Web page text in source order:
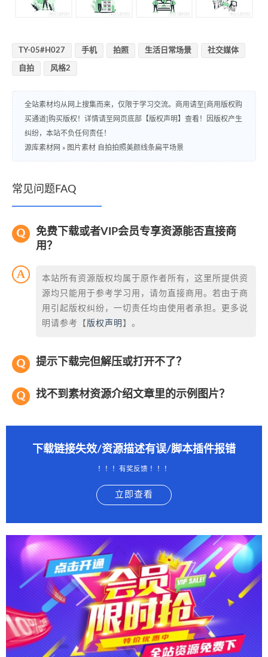
TY-05#H027 手机 拍照 生活日常场景 社交媒体
自拍 风格2
全站素材均从网上搜集而来，仅限于学习交流。商用请至[商用版权购
买通道]购买版权！详情请至网页底部【版权声明】查看！因版权产生
纠纷，本站不负任何责任！
源库素材网 » 图片素材 自拍拍照美颜线条扁平场景
常见问题FAQ
免费下载或者VIP会员专享资源能否直接商
用？
本站所有资源版权均属于原作者所有，这里所提供资
源均只能用于参考学习用，请勿直接商用。若由于商
用引起版权纠纷，一切责任均由使用者承担。更多说
明请参考【 版权声明 】。
提示下载完但解压或打开不了？
找不到素材资源介绍文章里的示例图片？
下载链接失效/资源描述有误/脚本插件报错
！！！有奖反馈 ！！！
立即查看